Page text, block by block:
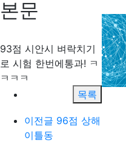
본문
93점 시안시 벼락치기
로 시험 한번에통과! ㅋ
ㅋㅋㅋ
목록
이전글 96점 상해
이틀동